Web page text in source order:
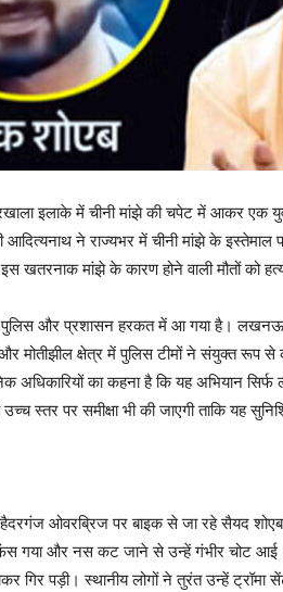
इलाके में चीनी मांझे की चपेट में आकर एक
आदित्यनाथ ने राज्यभर में चीनी मांझे के
खतरनाक मांझे के कारण होने वाली मौतों को
पुलिस और प्रशासन हरकत में आ गया है। लखनऊ
मोतीझील क्षेत्र में पुलिस टीमों ने संयुक्त रूप से
अधिकारियों का कहना है कि यह अभियान
उच्च स्तर पर समीक्षा भी की जाएगी ताकि यह
हैदरगंज ओवरब्रिज पर बाइक से जा रहे सैयद
गया और नस कट जाने से उन्हें गंभीर चोट
गिर पड़ी। स्थानीय लोगों ने तुरंत उन्हें